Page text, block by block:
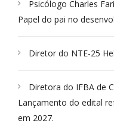
Psicólogo Charles
Papel do pai no
Diretor do NTE-25
Diretora do IFBA de
Lançamento do edital
em 2027.